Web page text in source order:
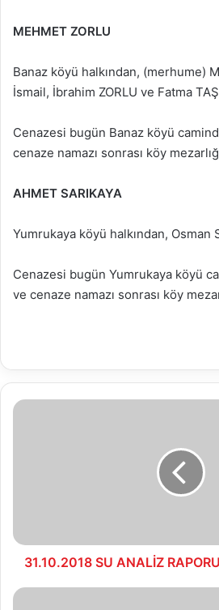
MEHMET ZORLU
Banaz köyü halkından, (merhume)
İsmail, İbrahim ZORLU ve Fatma
Cenazesi bugün Banaz köyü
cenaze namazı sonrası köy
AHMET SARIKAYA
Yumrukaya köyü halkından, Osman
Cenazesi bugün Yumrukaya köyü
ve cenaze namazı sonrası köy
31.10.2018
31.10.2018 SU ANALİZ
01.11.2018